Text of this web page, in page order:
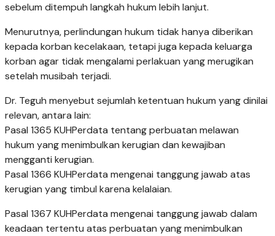
sebelum ditempuh langkah hukum lebih lanjut.
Menurutnya, perlindungan hukum tidak hanya diberikan
kepada korban kecelakaan, tetapi juga kepada keluarga
korban agar tidak mengalami perlakuan yang merugikan
setelah musibah terjadi.
Dr. Teguh menyebut sejumlah ketentuan hukum yang dinilai
relevan, antara lain:
Pasal 1365 KUHPerdata tentang perbuatan melawan
hukum yang menimbulkan kerugian dan kewajiban
mengganti kerugian.
Pasal 1366 KUHPerdata mengenai tanggung jawab atas
kerugian yang timbul karena kelalaian.
Pasal 1367 KUHPerdata mengenai tanggung jawab dalam
keadaan tertentu atas perbuatan yang menimbulkan